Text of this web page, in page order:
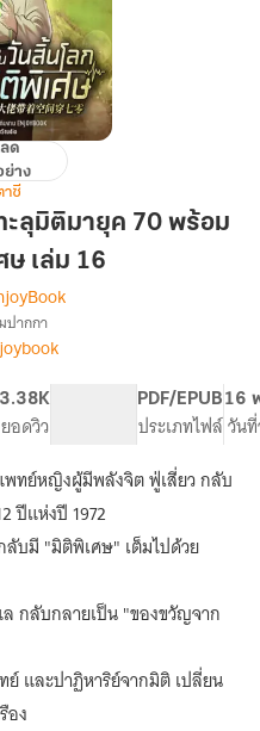
ลด
ย่าง
ซี
ะลุมิติมายุค 70 พร้อม
ษ เล่ม 16
อง [จบ]
ทย์
ว
ใน
วัน
ก
ลุ
มิติ
อม
ศษ
ปากกา
3.38K
ยอดวิว
PDF/EPUB
ประเภทไฟล์
16
วัน
พทย์หญิงผู้มีพลังจิต ฟู่เสี่ยว กลับ
ปีแห่งปี 1972
บมี "มิติพิเศษ" เต็มไปด้วย
กลับกลายเป็น "ของขวัญจาก
ย์ และปาฏิหาริย์จากมิติ เปลี่ยน
อง